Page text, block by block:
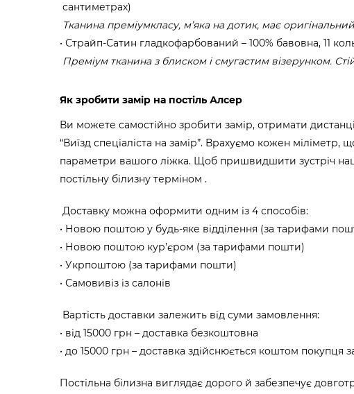
сантиметрах)
Тканина преміумкласу, м’яка на дотик, має
Страйп-Сатин гладкофарбований – 100% бавовна, 11
Преміум тканина з блиском і смугастим візерунком.
Як зробити замір на постіль Алсер
Ви можете самостійно зробити замір, отримати
“Виїзд спеціаліста на замір”. Врахуємо кожен міліметр,
параметри вашого ліжка. Щоб пришвидшити зустріч
постільну білизну терміном .
Доставку можна оформити одним із 4 способів:
Новою поштою у будь-яке відділення (за тарифами
Новою поштою кур’єром (за тарифами пошти)
Укрпоштою (за тарифами пошти)
Самовивіз із салонів
Вартість доставки залежить від суми замовлення:
від 15000 грн – доставка безкоштовна
до 15000 грн – доставка здійснюється коштом покупця
Постільна білизна виглядає дорого й забезпечує